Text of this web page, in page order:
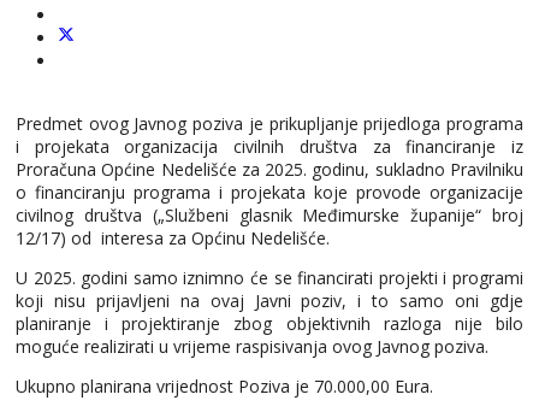
Predmet ovog Javnog poziva je prikupljanje prijedloga programa
i projekata organizacija civilnih društva za financiranje iz
Proračuna Općine Nedelišće za 2025. godinu, sukladno Pravilniku
o financiranju programa i projekata koje provode organizacije
civilnog društva („Službeni glasnik Međimurske županije“ broj
12/17) od interesa za Općinu Nedelišće.
U 2025. godini samo iznimno će se financirati projekti i programi
koji nisu prijavljeni na ovaj Javni poziv, i to samo oni gdje
planiranje i projektiranje zbog objektivnih razloga nije bilo
moguće realizirati u vrijeme raspisivanja ovog Javnog poziva.
Ukupno planirana vrijednost Poziva je 70.000,00 Eura.